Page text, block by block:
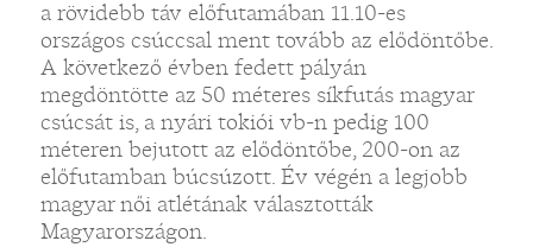
a rövidebb táv előfutamában 11.10-es
országos csúccsal ment tovább az elődöntőbe.
A következő évben fedett pályán
megdöntötte az 50 méteres síkfutás magyar
csúcsát is, a nyári tokiói vb-n pedig 100
méteren bejutott az elődöntőbe, 200-on az
előfutamban búcsúzott. Év végén a legjobb
magyar női atlétának választották
Magyarországon.